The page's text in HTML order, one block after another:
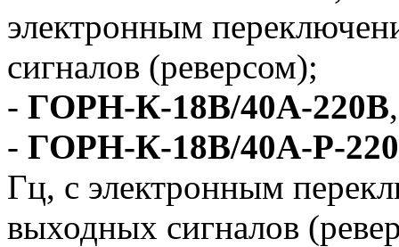
электронным
сигналов (реверсом);
- ГОРН-К-18В/40А-220В
- ГОРН-К-18В/40А-Р-
Гц, с электронным
выходных сигналов